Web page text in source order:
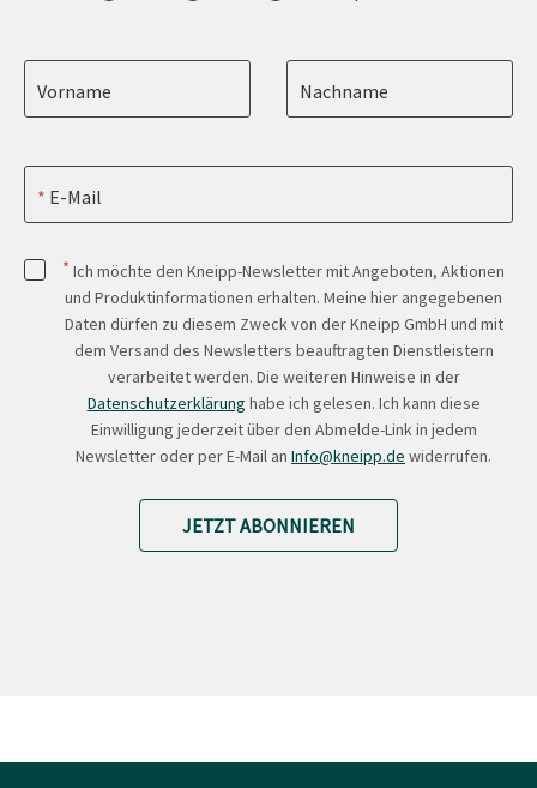
Vorname Nachname
E-Mail
* Ich möchte den Kneipp-Newsletter mit Angeboten, Aktionen
und Produktinformationen erhalten. Meine hier angegebenen
Daten dürfen zu diesem Zweck von der Kneipp GmbH und mit
dem Versand des Newsletters beauftragten Dienstleistern
verarbeitet werden. Die weiteren Hinweise in der
Datenschutzerklärung habe ich gelesen. Ich kann diese
Einwilligung jederzeit über den Abmelde-Link in jedem
Newsletter oder per E-Mail an Info@kneipp.de widerrufen.
JETZT ABONNIEREN